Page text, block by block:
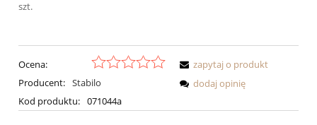
szt.
Ocena:
Producent: Stabilo
Kod produktu: 071044a
zapytaj o produkt
dodaj opinię